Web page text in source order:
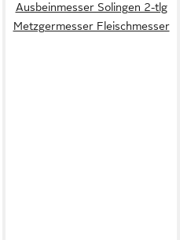
Ausbeinmesser Solingen 2-tlg
Metzgermesser Fleischmesser